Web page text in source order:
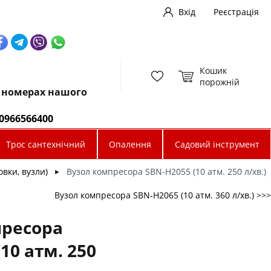
Вхід Реєстрація
номерах нашого
Кошик
порожній
Трос сантехнічний Опалення Садовий інструмент
вузли) ► Вузол компресора SBN-Н2055 (10 атм. 250 л/хв.)
Вузол компресора SBN-Н2065 (10 атм. 360 л/хв.) >>>
атм. 250